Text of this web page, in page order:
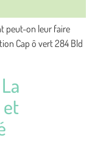
peut-on leur faire
Cap ô vert 284 Bld